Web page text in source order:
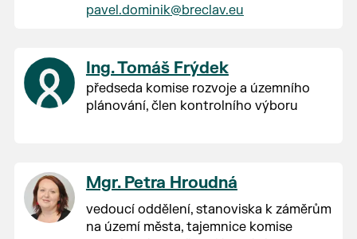
pavel.dominik@breclav.eu
Ing. Tomáš Frýdek
předseda komise rozvoje a územního
plánování, člen kontrolního výboru
Mgr. Petra Hroudná
vedoucí oddělení, stanoviska k záměrům
na území města, tajemnice komise